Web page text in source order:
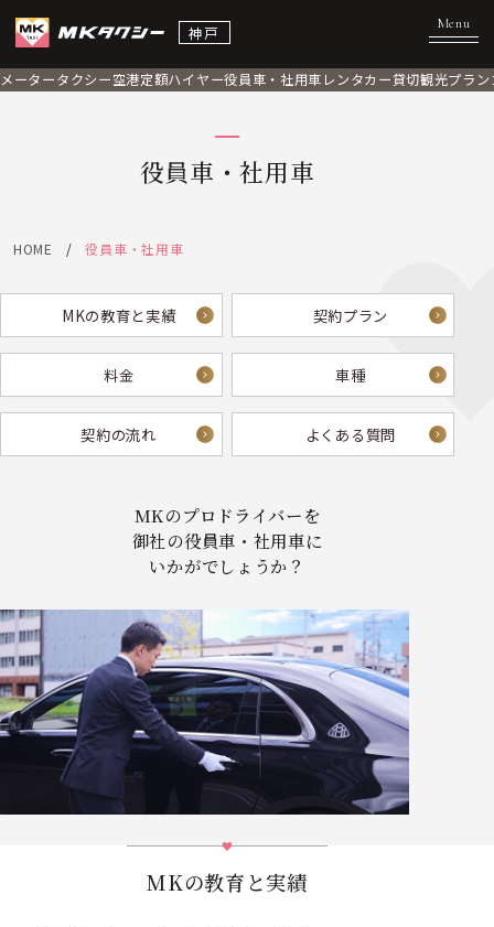
神戸
メータータクシー空港定額ハイヤー役員車・社用車 レンタカー貸切観光プラン
役員車・社用車
HOME 役員車・社用車
MKの教育と実績 契約プラン
料金 車種
契約の流れ よくある質問
MKのプロドライバーを
御社の役員車・社用車に
いかがでしょうか？
MKの教育と実績